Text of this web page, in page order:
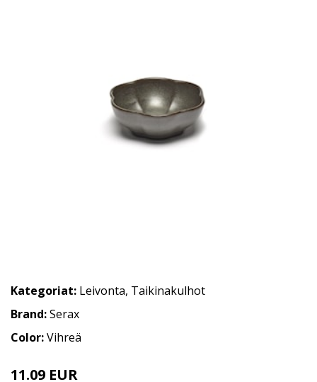
Kategoriat: Leivonta, Taikinakulhot
Brand:Serax
Color:Vihreä
11.09 EUR